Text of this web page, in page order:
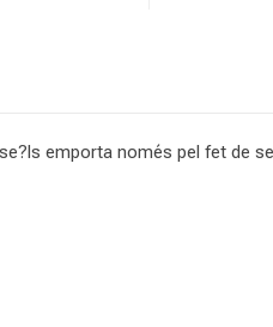
emporta només pel fet de